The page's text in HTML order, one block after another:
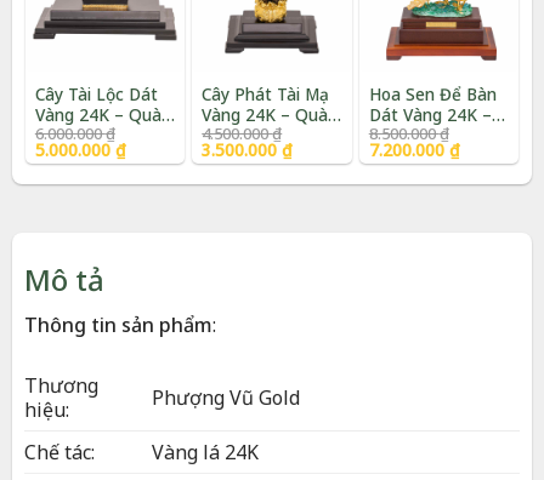
Cây Tài Lộc Dát
Vàng 24K – Quà
Tặng Tân Gia Cao
Cấp | Phượng Vũ
6.000.000₫Giá
gốc
là:
6.000.000 ₫.
5.000.000₫
Giá
hiện
tại
là:
Cây Phát Tài Mạ
Vàng 24K – Quà
Tặng Khai
Trương Cao Cấp |
4.500.000₫Giá
gốc
là:
4.500.000 ₫.
3.500.000₫
Giá
hiện
tại
là:
Hoa Sen Để Bàn
Dát Vàng 24K –
Quà Tặng Cao
Cấp | Phượng Vũ
8.500.000₫Giá
gốc
là:
8.500.000 ₫.
7.200.000₫
Giá
hiện
tại
là:
Mô tả
Thông tin sản phẩm:
Thương
hiệu:
Phượng Vũ Gold
Chế tác:
Vàng lá 24K